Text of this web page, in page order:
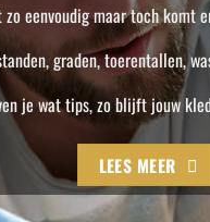
eenvoudig maar toch komt
graden, toerentallen,
je wat tips, zo blijft jouw
LEES MEER